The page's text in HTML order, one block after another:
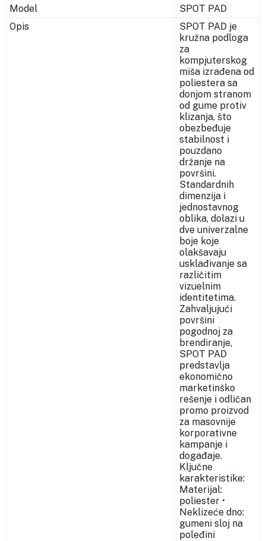
Model
SPOT PAD
Opis
SPOT PAD je
kružna podloga
za
kompjuterskog
miša izrađena od
poliestera sa
donjom stranom
od gume protiv
klizanja, što
obezbeđuje
stabilnost i
pouzdano
držanje na
površini.
Standardnih
dimenzija i
jednostavnog
oblika, dolazi u
dve univerzalne
boje koje
olakšavaju
usklađivanje sa
različitim
vizuelnim
identitetima.
Zahvaljujući
površini
pogodnoj za
brendiranje,
SPOT PAD
predstavlja
ekonomično
marketinško
rešenje i odličan
promo proizvod
za masovnije
korporativne
kampanje i
događaje.
Ključne
karakteristike:
Materijal:
poliester •
Neklizeće dno:
gumeni sloj na
poleđini